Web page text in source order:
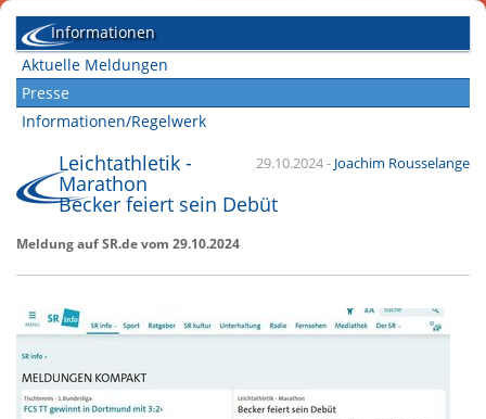
Informationen
Aktuelle Meldungen
Presse
Informationen/Regelwerk
29.10.2024- Joachim Rousselange
Leichtathletik -
Marathon
Becker feiert sein Debüt
Meldung auf SR.de vom 29.10.2024